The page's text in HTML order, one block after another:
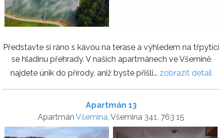
Představte si ráno s kávou na terase a výhledem na třpytící
se hladinu přehrady. V našich apartmánech ve Všemině
najdete únik do přírody, aniž byste přišli... zobrazit detail
Apartmán 13
Apartmán Všemina, Všemina 341, 763 15